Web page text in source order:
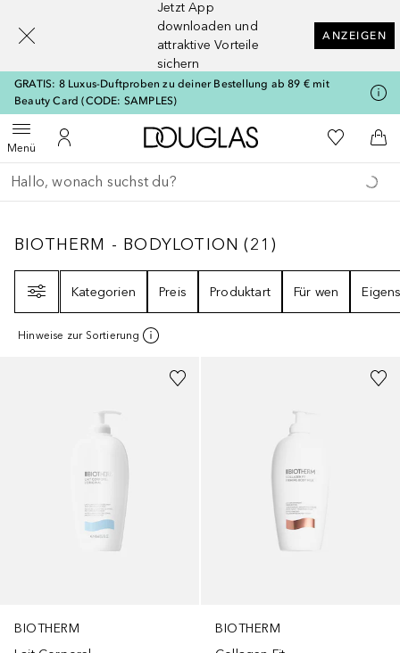
Jetzt App
downloaden und
attraktive Vorteile
sichern
ANZEIGEN
GRATIS: 8 Luxus-Duftproben zu deiner Bestellung ab 89 € mit
Beauty Card (CODE: SAMPLES)
MenüMenü öffnenZu Meinem Kundenkonto
Zur Douglas Startseite
Zu Meiner
Gehe zurück
Suche ausführen
BIOTHERM - BODYLOTION 21
BIOTHERM - BODYLOTION (21 )
Kategorien
Preis Produktart Für wen
Hinweise zur Sortierung
BIOTHERM
BIOTHERM
[navigation.slideout.screenreader]